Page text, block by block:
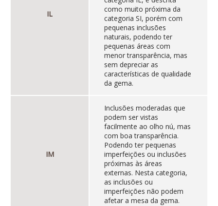
IL
como muito próxima da
categoria SI, porém com
pequenas inclusões
naturais, podendo ter
pequenas áreas com
menor transparência, mas
sem depreciar as
características de qualidade
da gema.
IM
Inclusões moderadas que
podem ser vistas
facilmente ao olho nú, mas
com boa transparência.
Podendo ter pequenas
imperfeições ou inclusões
próximas às áreas
externas. Nesta categoria,
as inclusões ou
imperfeições não podem
afetar a mesa da gema.